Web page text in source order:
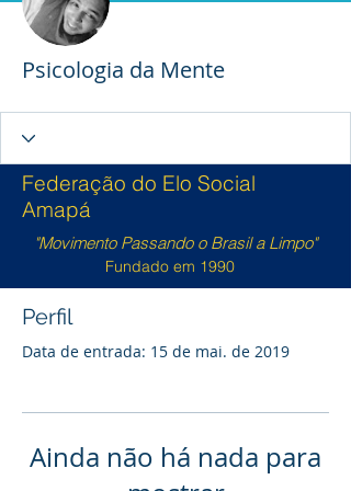
Psicologia da Mente
Federação do Elo Social
Amapá
"Movimento Passando o Brasil a Limpo"
Fundado em 1990
Perfil
Data de entrada: 15 de mai. de 2019
Ainda não há nada para